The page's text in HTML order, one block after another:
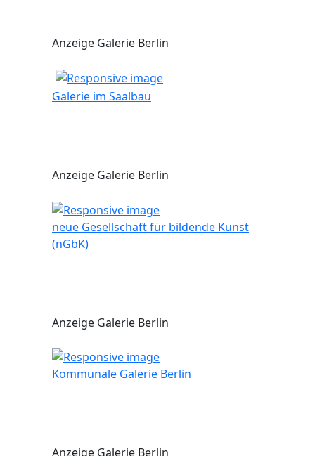
Anzeige Galerie Berlin
Galerie im Saalbau
Anzeige Galerie Berlin
neue Gesellschaft für bildende Kunst
(nGbK)
Anzeige Galerie Berlin
Kommunale Galerie Berlin
Anzeige Galerie Berlin